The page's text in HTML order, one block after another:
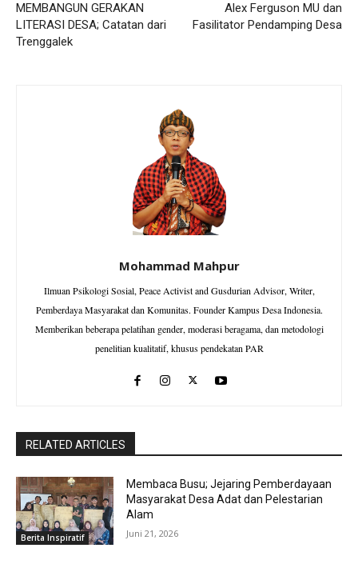
MEMBANGUN GERAKAN
LITERASI DESA; Catatan dari
Trenggalek
Alex Ferguson MU dan
Fasilitator Pendamping Desa
Mohammad Mahpur
Ilmuan Psikologi Sosial, Peace Activist and Gusdurian Advisor, Writer,
Pemberdaya Masyarakat dan Komunitas. Founder Kampus Desa Indonesia.
Memberikan beberapa pelatihan gender, moderasi beragama, dan metodologi
penelitian kualitatif, khusus pendekatan PAR
RELATED ARTICLES
Berita Inspiratif
Membaca Busu; Jejaring Pemberdayaan
Masyarakat Desa Adat dan Pelestarian
Alam
Juni 21, 2026